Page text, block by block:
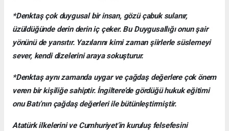
*Denktaş çok duygusal bir insan, gözü çabuk sulanır,
üzüldüğünde derin derin iç çeker. Bu Duygusallığı onun şair
yönünü de yansıtır. Yazılarını kimi zaman şiirlerle süslemeyi
sever, kendi dizelerini araya sokuşturur.
*Denktaş aynı zamanda uygar ve çağdaş değerlere çok önem
veren bir kişiliğe sahiptir. İngiltere’de gördüğü hukuk eğitimi
onu Batı’nın çağdaş değerleri ile bütünleştirmiştir.
Atatürk ilkelerini ve Cumhuriyet’in kuruluş felsefesini